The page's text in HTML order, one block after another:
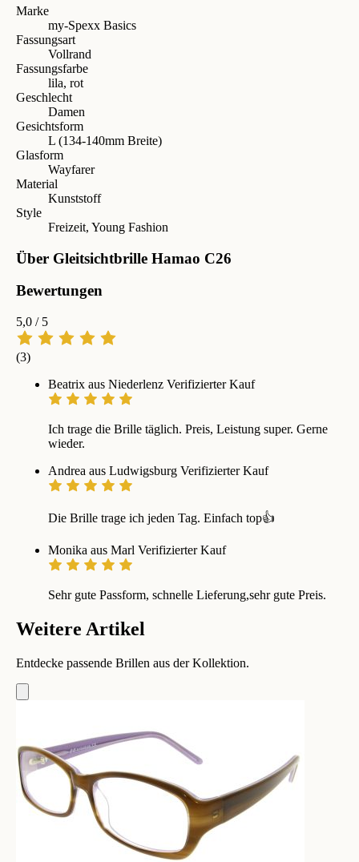
Marke
my-Spexx Basics
Fassungsart
Vollrand
Fassungsfarbe
lila, rot
Geschlecht
Damen
Gesichtsform
L (134-140mm Breite)
Glasform
Wayfarer
Material
Kunststoff
Style
Freizeit, Young Fashion
Über Gleitsichtbrille Hamao C26
Bewertungen
5,0 / 5
(3)
Beatrix aus Niederlenz Verifizierter Kauf
Ich trage die Brille täglich. Preis, Leistung super. Gerne
wieder.
Andrea aus Ludwigsburg Verifizierter Kauf
Die Brille trage ich jeden Tag. Einfach top👍
Monika aus Marl Verifizierter Kauf
Sehr gute Passform, schnelle Lieferung,sehr gute Preis.
Weitere Artikel
Entdecke passende Brillen aus der Kollektion.